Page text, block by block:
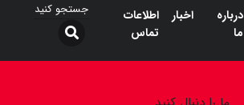
درباره
ما
اخبار
اطلاعات
تماس